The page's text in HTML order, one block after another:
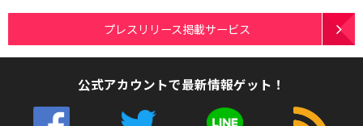
プレスリリース掲載サービス
公式アカウントで最新情報ゲット！